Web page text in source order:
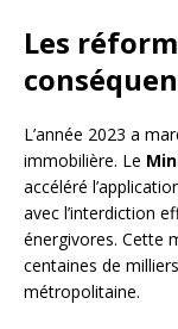
Les
L’année 2023 a
immobilière. Le
accéléré
avec l’interdiction
énergivores. Cette
centaines de
métropolitaine.